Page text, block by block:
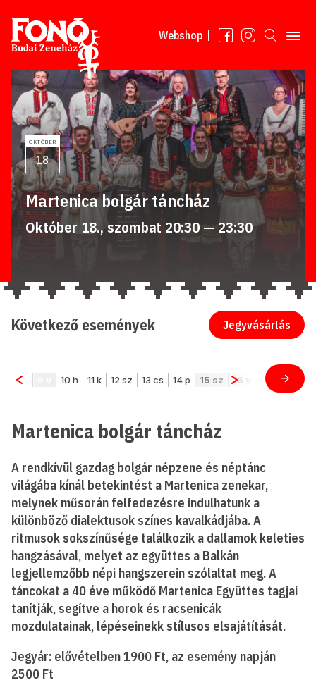
Tovább a tartalomhoz
Webshop
OKTÓBER
18
Martenica bolgár táncház
Október 18., szombat 20:30 — 23:30
Jegyvásárlás
Következő események
Martenica bolgár táncház
A rendkívül gazdag bolgár népzene és néptánc
világába kínál betekintést a Martenica zenekar,
melynek műsorán felfedezésre indulhatunk a
különböző dialektusok színes kavalkádjába. A
ritmusok sokszínűsége találkozik a dallamok keleties
hangzásával, melyet az együttes a Balkán
legjellemzőbb népi hangszerein szólaltat meg. A
táncokat a 40 éve működő Martenica Együttes tagjai
tanítják, segítve a horok és racsenicák
mozdulatainak, lépéseinekk stílusos elsajátítását.
Jegyár: elővételben 1900 Ft, az esemény napján
2500 Ft